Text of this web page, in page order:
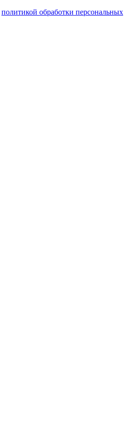
политикой обработки персональных